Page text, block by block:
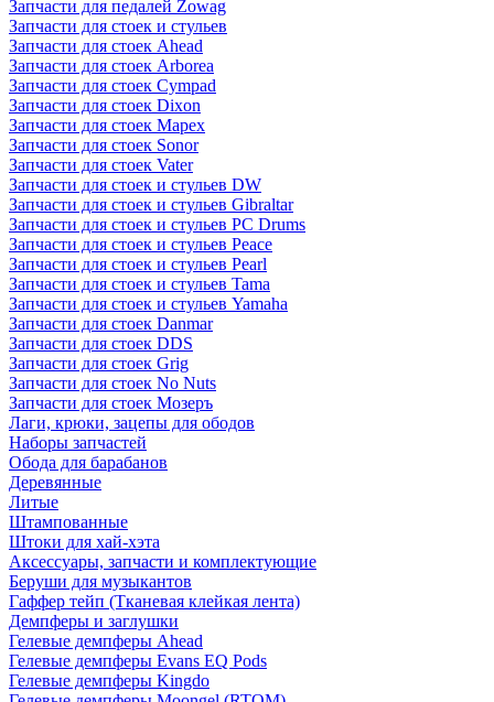
Запчасти для педалей Zowag
Запчасти для стоек и стульев
Запчасти для стоек Ahead
Запчасти для стоек Arborea
Запчасти для стоек Cympad
Запчасти для стоек Dixon
Запчасти для стоек Mapex
Запчасти для стоек Sonor
Запчасти для стоек Vater
Запчасти для стоек и стульев DW
Запчасти для стоек и стульев Gibraltar
Запчасти для стоек и стульев PC Drums
Запчасти для стоек и стульев Peace
Запчасти для стоек и стульев Pearl
Запчасти для стоек и стульев Tama
Запчасти для стоек и стульев Yamaha
Запчасти для стоек Danmar
Запчасти для стоек DDS
Запчасти для стоек Grig
Запчасти для стоек No Nuts
Запчасти для стоек Мозеръ
Лаги, крюки, зацепы для ободов
Наборы запчастей
Обода для барабанов
Деревянные
Литые
Штампованные
Штоки для хай-хэта
Аксессуары, запчасти и комплектующие
Беруши для музыкантов
Гаффер тейп (Тканевая клейкая лента)
Демпферы и заглушки
Гелевые демпферы Ahead
Гелевые демпферы Evans EQ Pods
Гелевые демпферы Kingdo